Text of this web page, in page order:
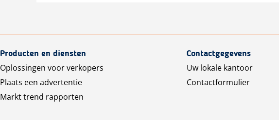
Producten en diensten
Oplossingen voor verkopers
Plaats een advertentie
Markt trend rapporten
Contactgegevens
Uw lokale kantoor
Contactformulier